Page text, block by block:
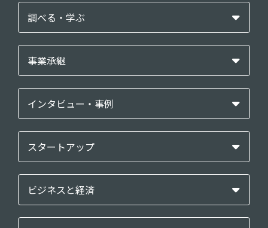
調べる・学ぶ
事業承継
インタビュー・事例
スタートアップ
ビジネスと経済